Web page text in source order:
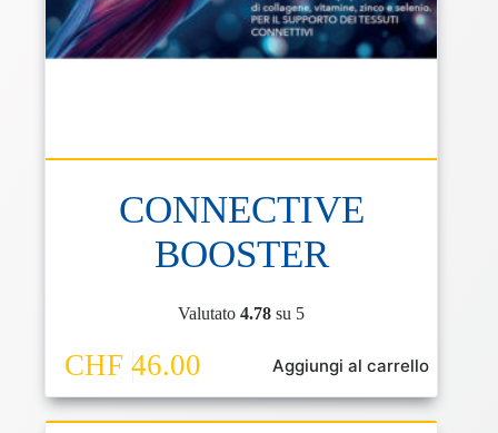
CONNECTIVE
BOOSTER
Valutato4.78 su 5
CHF 46.00 Aggiungi al carrello